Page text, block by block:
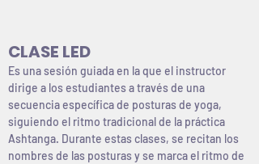
CLASE LED
Es una sesión guiada en la que el instructor
dirige a los estudiantes a través de una
secuencia específica de posturas de yoga,
siguiendo el ritmo tradicional de la práctica
Ashtanga. Durante estas clases, se recitan los
nombres de las posturas y se marca el ritmo de